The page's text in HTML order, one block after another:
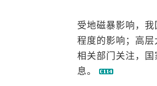
受地磁暴影响，
程度的影响；高
相关部门关注，
息。